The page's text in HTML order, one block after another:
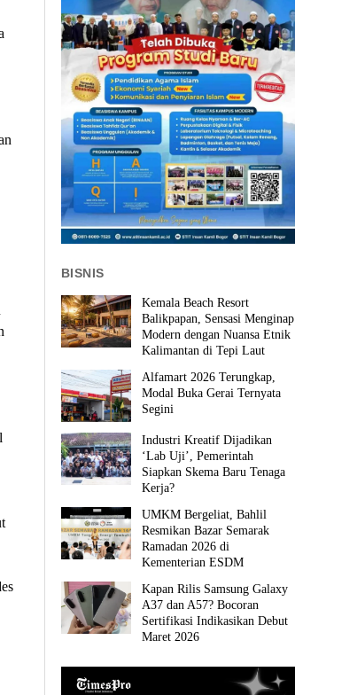
BISNIS
Kemala Beach Resort
Balikpapan, Sensasi Menginap
Modern dengan Nuansa Etnik
Kalimantan di Tepi Laut
Alfamart 2026 Terungkap,
Modal Buka Gerai Ternyata
Segini
Industri Kreatif Dijadikan
‘Lab Uji’, Pemerintah
Siapkan Skema Baru Tenaga
Kerja?
UMKM Bergeliat, Bahlil
Resmikan Bazar Semarak
Ramadan 2026 di
Kementerian ESDM
Kapan Rilis Samsung Galaxy
A37 dan A57? Bocoran
Sertifikasi Indikasikan Debut
Maret 2026